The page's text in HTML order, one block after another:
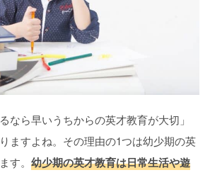
なら早いうちからの英才教育が大切」
ますよね。その理由の1つは幼少期の英
す。 幼少期の英才教育は日常生活や遊